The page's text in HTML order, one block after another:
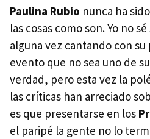
Paulina Rubio nunca ha
las cosas como son. Yo no
alguna vez cantando con
evento que no sea uno de
verdad, pero esta vez la
las críticas han arreciado
es que presentarse en los
el paripé la gente no lo